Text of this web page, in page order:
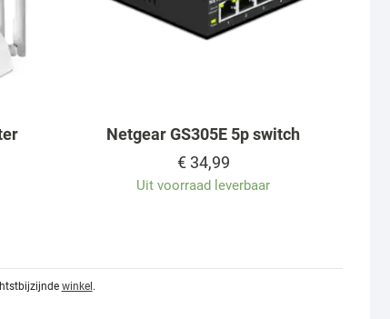
Netgear GS305E 5p switch
€34,99
Uit voorraad leverbaar
winkel .